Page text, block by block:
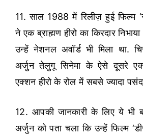
11. साल 1988 में रिलीज़ हुई फिल्म
ने एक ब्राह्मण हीरो का किरदार
उन्हें नेशनल अवॉर्ड भी मिला था.
अर्जुन तेलुगू सिनेमा के ऐसे दूसरे
एक्शन हीरो के रोल में सबसे ज्यादा
12. आपकी जानकारी के लिए ये भी
अर्जुन को पता चला कि उन्हें फिल्म